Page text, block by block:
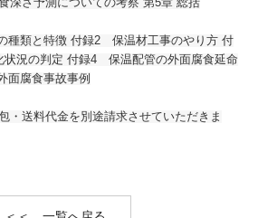
深さ予測についての考察 第5章 総括
種類と特徴 付録2 保温材工事のやり方 付
況の判定 付録4 保温配管の外面腐食延命
腐食事故事例
・送料代金を別途請求させていただきま